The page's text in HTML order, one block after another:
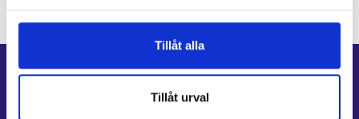
Tillåt alla
Tillåt urval
Genvägar